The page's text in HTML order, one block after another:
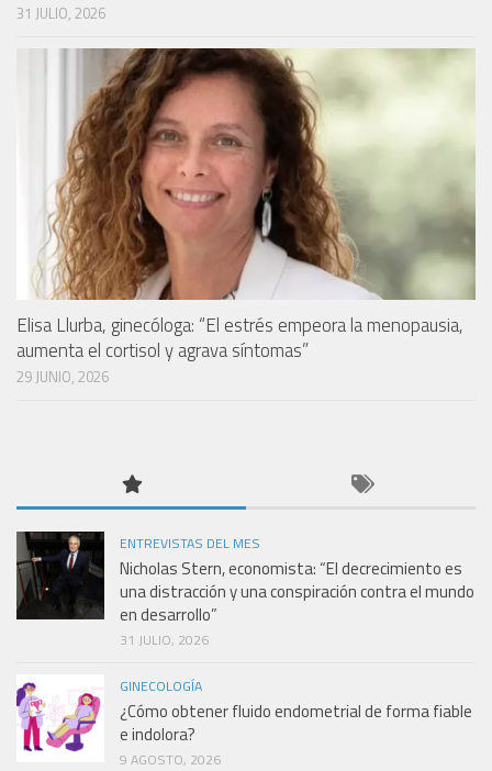
31 JULIO, 2026
Elisa Llurba, ginecóloga: “El estrés empeora la menopausia,
aumenta el cortisol y agrava síntomas”
29 JUNIO, 2026
ENTREVISTAS DEL MES
Nicholas Stern, economista: “El decrecimiento es
una distracción y una conspiración contra el mundo
en desarrollo”
31 JULIO, 2026
GINECOLOGÍA
¿Cómo obtener fluido endometrial de forma fiable
e indolora?
9 AGOSTO, 2026